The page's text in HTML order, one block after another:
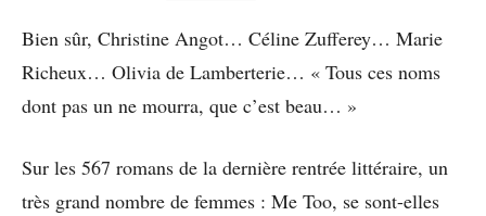
Bien sûr, Christine Angot… Céline Zufferey… Marie
Richeux… Olivia de Lamberterie… « Tous ces noms
dont pas un ne mourra, que c’est beau… »
Sur les 567 romans de la dernière rentrée littéraire, un
très grand nombre de femmes : Me Too, se sont-elles